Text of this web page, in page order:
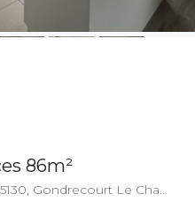
86m²
Le Chateau, France